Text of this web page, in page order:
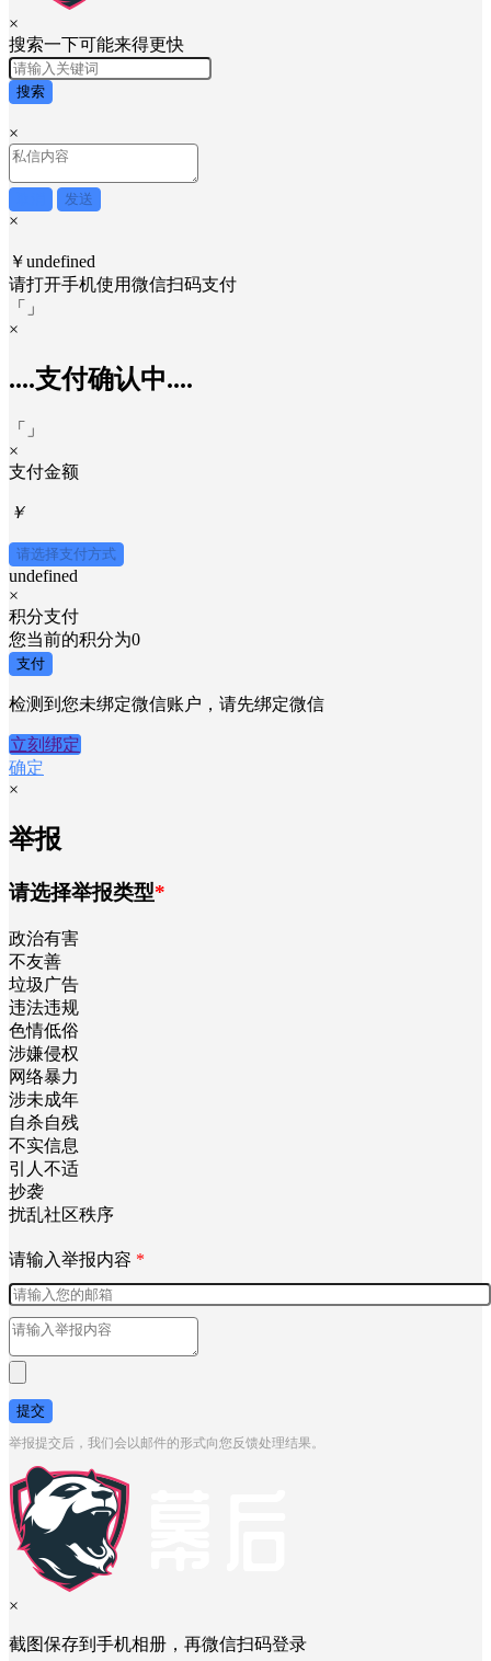
×
搜索一下可能来得更快
搜索
×
发送
×
￥undefined
请打开手机使用微信扫码支付
「
」
×
....支付确认中....
「
」
×
支付金额
￥
请选择支付方式
undefined
×
积分支付
您当前的积分为0
支付
检测到您未绑定微信账户，请先绑定微信
立刻绑定
确定
×
举报
请选择举报类型*
政治有害
不友善
垃圾广告
违法违规
色情低俗
涉嫌侵权
网络暴力
涉未成年
自杀自残
不实信息
引人不适
抄袭
扰乱社区秩序
请输入举报内容 *
提交
举报提交后，我们会以邮件的形式向您反馈处理结果。
×
截图保存到手机相册，再微信扫码登录